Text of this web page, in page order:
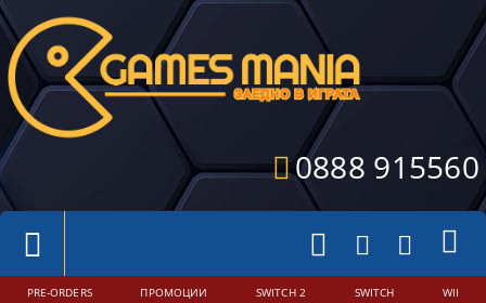
0888 915560
PRE-ORDERS ПРОМОЦИИ SWITCH 2 SWITCH WII